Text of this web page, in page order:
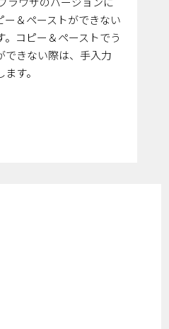
ー＆ペーストができない
。コピー＆ペーストでう
できない際は、手入力
す。